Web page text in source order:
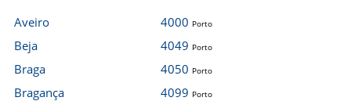
Aveiro
Beja
Braga
Bragança
4000 Porto
4049 Porto
4050 Porto
4099 Porto